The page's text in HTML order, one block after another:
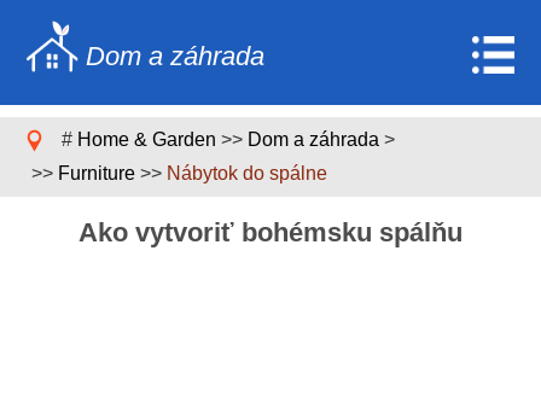
Dom a záhrada
Stavebníctvo a rekonštrukcia
# Home & Garden >> Dom a záhrada >
>> Furniture >> Nábytok do spálne
Ako vytvoriť bohémsku spálňu